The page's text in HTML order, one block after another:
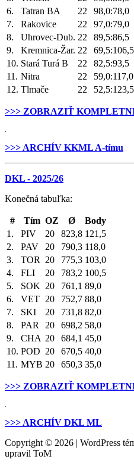
6.
Tatran BA 22 98,0:78,0
7.
Rakovice 22 97,0:79,0
8.
Uhrovec-Dub. 22 89,5:86,5
9.
Kremnica-Žar. 22 69,5:106,5
10. Stará Turá B 22 82,5:93,5
11. Nitra 22 59,0:117,0
12. Tlmače 22 52,5:123,5
>>> ZOBRAZIŤ
.
>>> ARCHÍV KKML A-tímu
DKL - 2025/26
Konečná tabuľka:
# Tím OZ Ø
Body
1.
PIV 20 823,8 121,5
2.
PAV 20 790,3 118,0
3.
TOR 20 775,3 103,0
4.
FLI 20 783,2 100,5
5.
SOK 20 761,1 89,0
6.
VET 20 752,7 88,0
7.
SKI 20 731,8 82,0
8.
PAR 20 698,2 58,0
9.
CHA 20 684,1 45,0
10. POD 20 670,5 40,0
11. MYB 20 650,3 35,0
>>> ZOBRAZIŤ
.
>>> ARCHÍV DKL ML
Copyright © 2026 | WordPress
upravil ToM